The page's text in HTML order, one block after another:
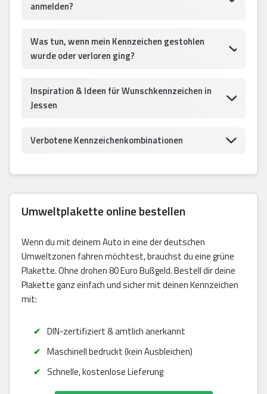
anmelden?
Was tun, wenn mein Kennzeichen gestohlen
wurde oder verloren ging?
Inspiration & Ideen für Wunschkennzeichen in
Jessen
Verbotene Kennzeichenkombinationen
Umweltplakette online bestellen
Wenn du mit deinem Auto in eine der deutschen
Umweltzonen fahren möchtest, brauchst du eine grüne
Plakette. Ohne drohen 80 Euro Bußgeld. Bestell dir deine
Plakette ganz einfach und sicher mit deinen Kennzeichen
mit:
DIN-zertifiziert & amtlich anerkannt
Maschinell bedruckt (kein Ausbleichen)
Schnelle, kostenlose Lieferung